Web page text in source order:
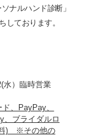
ナルハンド診断」
しております。
水）臨時営業
、PayPay、
、ブライダルロ
料) ※その他の